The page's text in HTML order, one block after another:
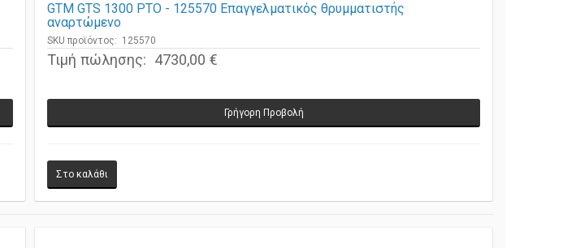
GTM GTS 1300 PTO - 125570 Επαγγελματικός θρυμματιστής
αναρτώμενο
SKU προϊόντος: 125570
Τιμή πώλησης: 4730,00 €
Γρήγορη Προβολή